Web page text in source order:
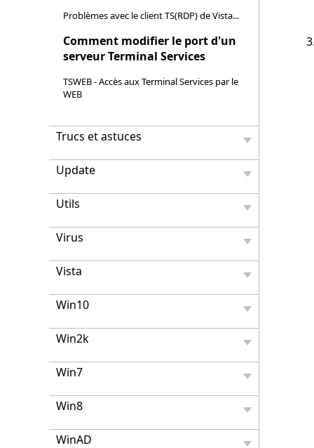
Problèmes avec le client TS(RDP) de Vista...
Comment modifier le port d'un
serveur Terminal Services
TSWEB - Accès aux Terminal Services par le
WEB
Trucs et astuces
Update
Utils
Virus
Vista
Win10
Win2k
Win7
Win8
WinAD